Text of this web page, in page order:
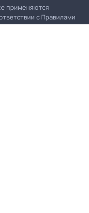
применяются
с Правилами